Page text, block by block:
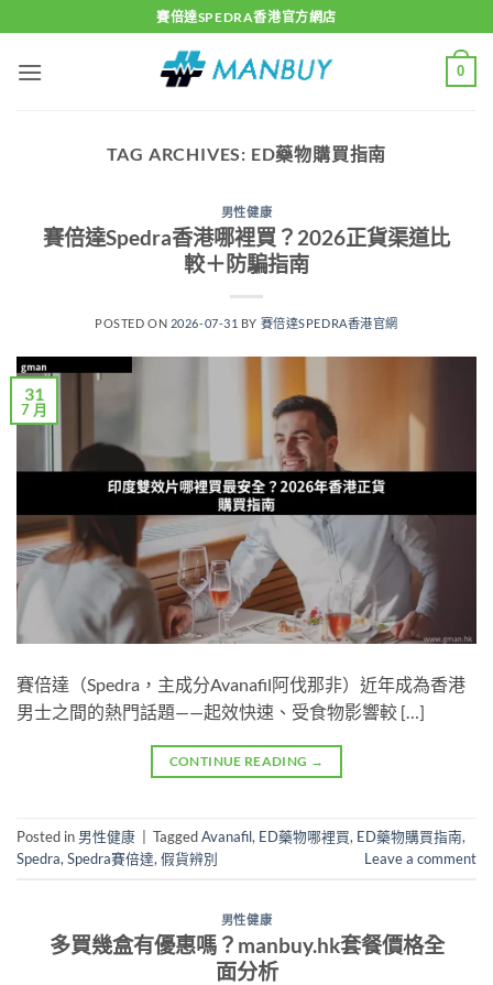
to
content
賽倍達SPEDRA香港官方網店
0
TAG ARCHIVES: ED藥物購買指南
男性健康
賽倍達Spedra香港哪裡買？2026正貨渠道比
較＋防騙指南
POSTED ON 2026-07-31 BY 賽倍達SPEDRA香港官網
31
7 月
賽倍達（Spedra，主成分Avanafil阿伐那非）近年成為香港
男士之間的熱門話題——起效快速、受食物影響較 […]
CONTINUE READING →
Posted in 男性健康 TaggedAvanafil, ED藥物哪裡買, ED藥物購買指南,
Spedra,Spedra賽倍達,假貨辨別 Leave a comment
男性健康
多買幾盒有優惠嗎？manbuy.hk套餐價格全
面分析